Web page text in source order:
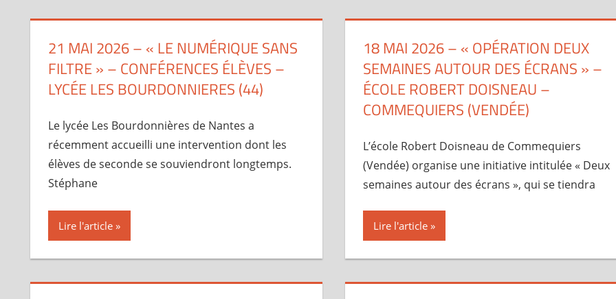
21 MAI 2026 – « LE NUMÉRIQUE SANS
FILTRE » – CONFÉRENCES ÉLÈVES –
LYCÉE LES BOURDONNIERES (44)
Le lycée Les Bourdonnières de Nantes a
récemment accueilli une intervention dont les
élèves de seconde se souviendront longtemps.
Stéphane
Lire l'article
18 MAI 2026 – « OPÉRATION DEUX
SEMAINES AUTOUR DES ÉCRANS » –
ÉCOLE ROBERT DOISNEAU –
COMMEQUIERS (VENDÉE)
L’école Robert Doisneau de Commequiers
(Vendée) organise une initiative intitulée « Deux
semaines autour des écrans », qui se tiendra
Lire l'article